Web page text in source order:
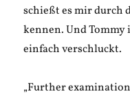
schießt es mir durch
kennen. Und Tommy
einfach verschluckt.
„Further